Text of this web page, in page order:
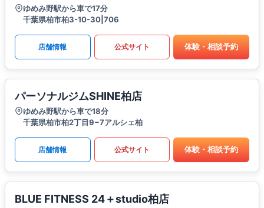
ゆめみ野駅から車で17分
千葉県柏市柏3-10-30|706
店舗情報 公式サイト 体験・相談予約
パーソナルジムSHINE柏店
ゆめみ野駅から車で18分
千葉県柏市柏2丁目9−7アルシェ柏
店舗情報 公式サイト 体験・相談予約
BLUE FITNESS 24＋studio柏店